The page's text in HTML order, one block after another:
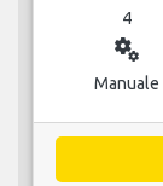
4
miscellaneous_services
Manuale